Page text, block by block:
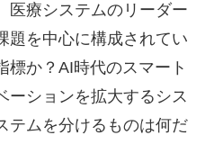
医療システムのリーダー
題を中心に構成されてい
標か？AI時代のスマート
ーションを拡大するシス
テムを分けるものは何だ